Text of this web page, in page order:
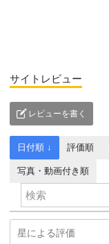
サイトレビュー
レビューを書く
日付順 ↓ 評価順
写真・動画付き順